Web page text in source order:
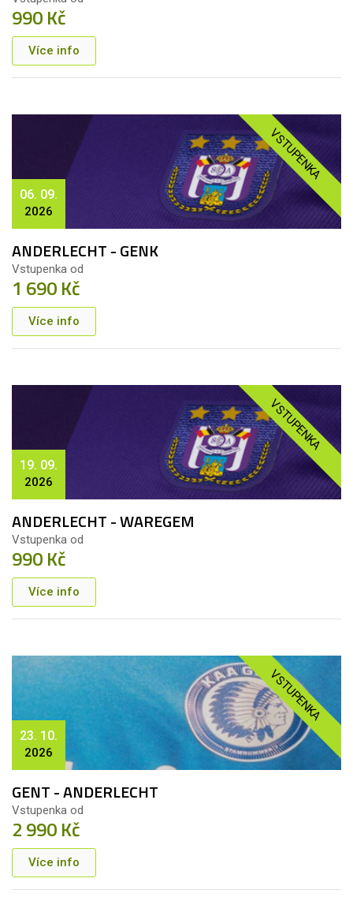
990 Kč
Více info
VSTUPENKA
06. 09.
2026
ANDERLECHT - GENK
Vstupenka od
1 690 Kč
Více info
VSTUPENKA
19. 09.
2026
ANDERLECHT - WAREGEM
Vstupenka od
990 Kč
Více info
VSTUPENKA
23. 10.
2026
GENT - ANDERLECHT
Vstupenka od
2 990 Kč
Více info